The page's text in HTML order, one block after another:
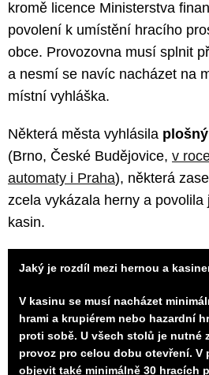
kromě licence Ministerstva
povolení k umístění hracího
obce. Provozovna musí splnit
a nesmí se navíc nacházet na
místní vyhláška.
Některá města vyhlásila
(Brno, České Budějovice, v
automaty i Praha), některá
zcela vykázala herny a povolila
kasin.
Jaký je rozdíl mezi hernou a
V kasinu se musí nacházet
hrami a krupiérem nebo hazardní
proti sobě. U všech stolů je nutné
provoz pro celou dobu otevření. V
objevit také minimálně 30 hracích